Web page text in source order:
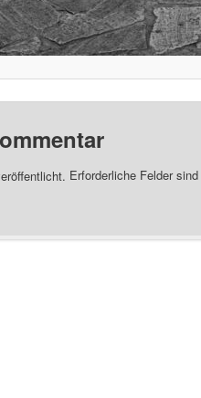
Erforderliche Felder